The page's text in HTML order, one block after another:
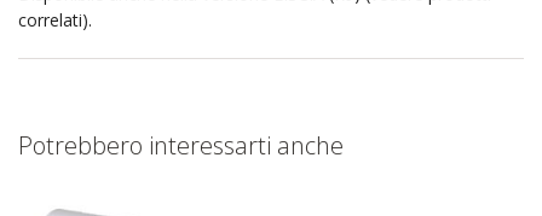
correlati).
Potrebbero interessarti anche